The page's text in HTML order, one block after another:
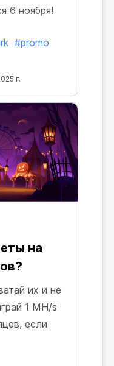
6 ноября!
#promo
г.
на
их и не
1 MH/s
если